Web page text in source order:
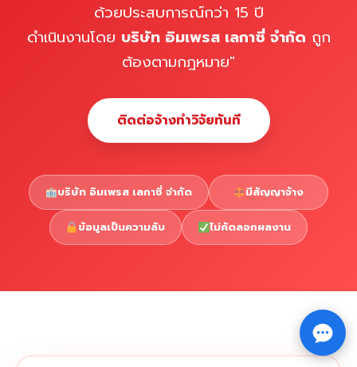
Copyright © 2026 รับทำวิจัย รับทำวิทยานิพนธ์ รับทำ⇧
ด้วยประสบการณ์กว่า 15 ปี
ดำเนินงานโดย บริษัท อิมเพรส เลกาซี่ จำกัด ถูก
ต้องตามกฎหมาย"
ติดต่อจ้างทำวิจัยทันที
บริษัท อิมเพรส เลกาซี่ จำกัด มีสัญญาจ้าง
ข้อมูลเป็นความลับ ไม่คัดลอกผลงาน